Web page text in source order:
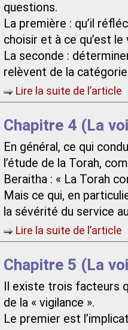
questions.
La première : qu’il
choisir et à ce qu’est le
La seconde :
relèvent de la
Lire la suite de l’article
Chapitre 4 (La
En général, ce qui
l’étude de la Torah,
Beraitha : « La Torah
Mais ce qui, en
la sévérité du service
Lire la suite de l’article
Chapitre 5 (La
Il existe trois facteurs
de la « vigilance ».
Le premier est